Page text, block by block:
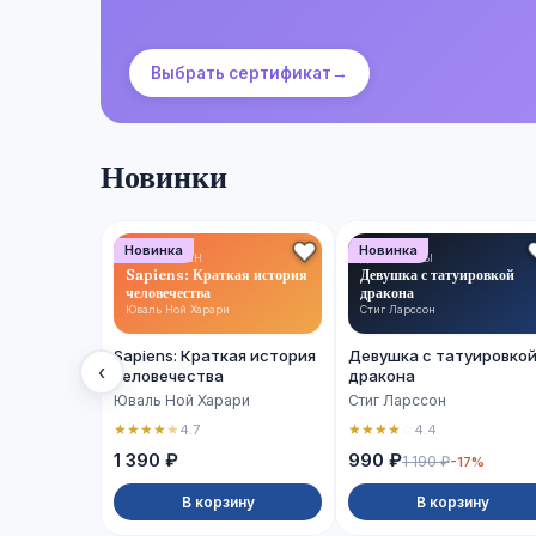
Выбрать сертификат →
Новинки
‹
Новинка
НОН-ФИКШН
Sapiens: Краткая история
человечества
Юваль Ной Харари
Sapiens: Краткая история
человечества
Юваль Ной Харари
★★★★★4.7
1 390 ₽
В корзину
Новинка
ДЕТЕКТИВЫ
Девушка с татуировкой
дракона
Стиг Ларссон
Девушка с татуировкой
дракона
Стиг Ларссон
★★★★ 4.4
990 ₽1 190 ₽-17%
В корзину